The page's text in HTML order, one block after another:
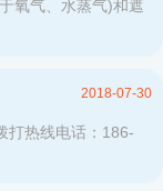
氧气、水蒸气)和遮
打热线电话：186-
2018-07-30